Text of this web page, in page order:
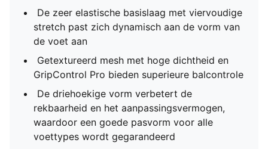
De zeer elastische basislaag met viervoudige
stretch past zich dynamisch aan de vorm van
de voet aan
Getextureerd mesh met hoge dichtheid en
GripControl Pro bieden superieure balcontrole
De driehoekige vorm verbetert de
rekbaarheid en het aanpassingsvermogen,
waardoor een goede pasvorm voor alle
voettypes wordt gegarandeerd